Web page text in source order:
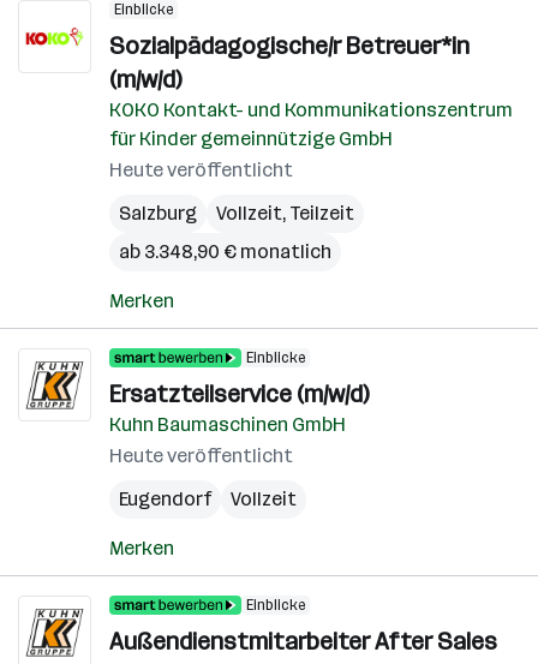
Einblicke
Sozialpädagogische/r Betreuer*in
(m/w/d)
KOKO Kontakt- und Kommunikationszentrum
für Kinder gemeinnützige GmbH
Heute veröffentlicht
Salzburg
Vollzeit, Teilzeit
ab 3.348,90 € monatlich
Merken
Einblicke
Ersatzteilservice (m/w/d)
Kuhn Baumaschinen GmbH
Heute veröffentlicht
Eugendorf
Vollzeit
Merken
Einblicke
Außendienstmitarbeiter After Sales